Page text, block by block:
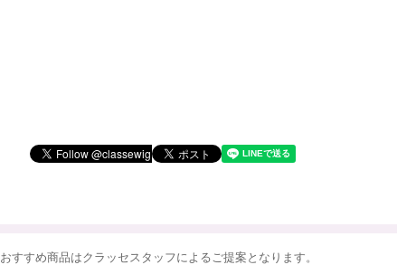
おすすめ商品はクラッセスタッフによるご提案となります。